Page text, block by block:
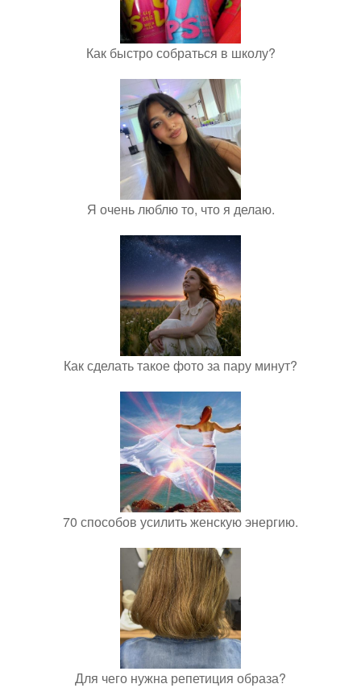
Как быстро собраться в школу?
Я очень люблю то, что я делаю.
Как сделать такое фото за пару минут?
70 способов усилить женскую энергию.
Для чего нужна репетиция образа?